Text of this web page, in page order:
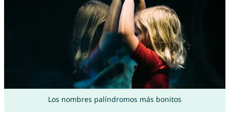
Los nombres palíndromos más bonitos